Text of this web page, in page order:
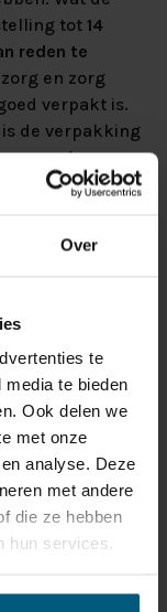
Over
te
te bieden
Ook delen we
met onze
analyse. Deze
met andere
die ze hebben
hun services.
tot 14
reden te
en zorg
verpakt is.
de verpakking
we deze
u